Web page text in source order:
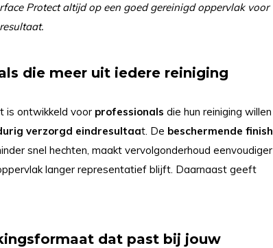
Protect altijd op een goed gereinigd oppervlak voor
die meer uit iedere reiniging
is ontwikkeld voor professionals die hun reiniging willen
verzorgd eindresultaat. De beschermende finish
snel hechten, maakt vervolgonderhoud eenvoudiger
langer representatief blijft. Daarnaast geeft
dat past bij jouw